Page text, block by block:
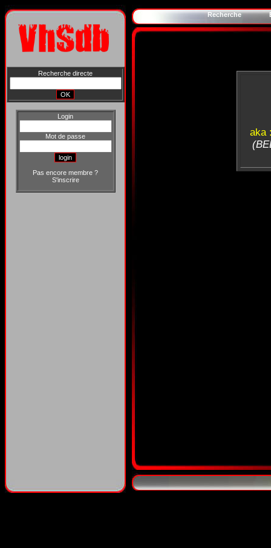
Recherche directe
Login
Mot de passe
Pas encore membre ?
S'inscrire
Recherche
aka